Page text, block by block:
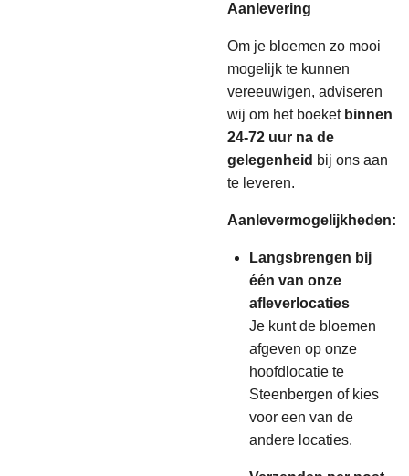
Aanlevering
Om je bloemen zo mooi
mogelijk te kunnen
vereeuwigen, adviseren
wij om het boeket binnen
24-72 uur na de
gelegenheid bij ons aan
te leveren.
Aanlevermogelijkheden:
Langsbrengen bij
één van onze
afleverlocaties
Je kunt de bloemen
afgeven op onze
hoofdlocatie te
Steenbergen of kies
voor een van de
andere locaties.